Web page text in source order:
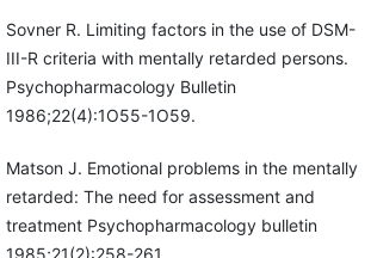
Sovner R. Limiting factors in the use of DSM-
III-R criteria with mentally retarded persons.
Psychopharmacology Bulletin
1986;22(4):1O55-1O59.
Matson J. Emotional problems in the mentally
retarded: The need for assessment and
treatment Psychopharmacology bulletin
1985;21(2):258-261.